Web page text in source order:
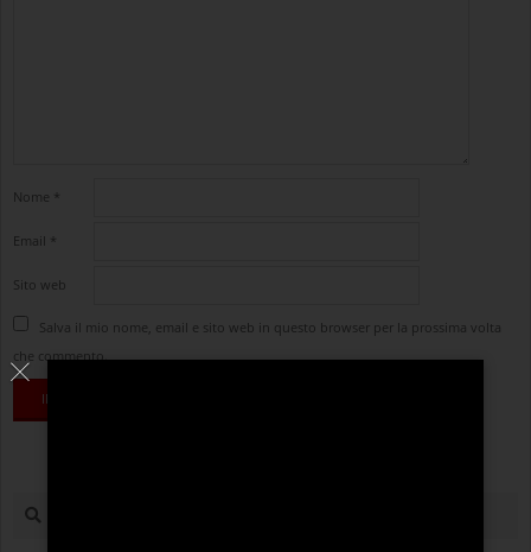
Nome *
Email *
Sito web
Salva il mio nome, email e sito web in questo browser per la prossima volta
che commento.
cerca